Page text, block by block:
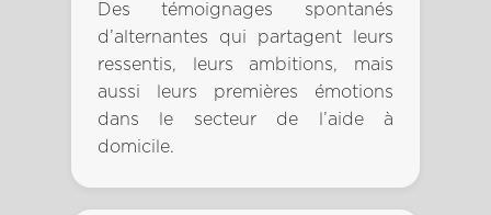
Des témoignages spontanés
d’alternantes qui partagent leurs
ressentis, leurs ambitions, mais
aussi leurs premières émotions
dans le secteur de l’aide à
domicile.